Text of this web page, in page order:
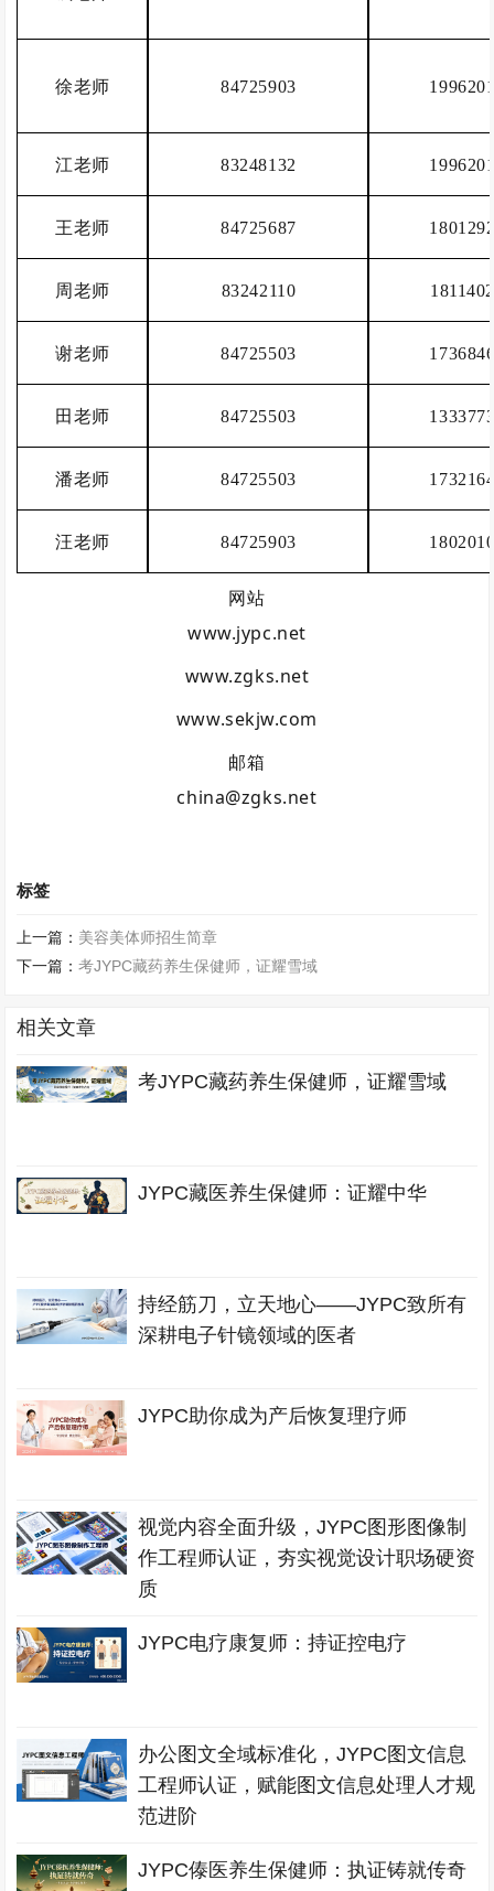
徐老师 84725903
江老师 83248132
王老师 84725687
周老师 83242110
谢老师 84725503
田老师 84725503
潘老师 84725503
汪老师 84725903
网站
www.jypc.net
www.zgks.net
www.sekjw.com
邮箱
china@zgks.net
标签
上一篇： 美容美体师招生简章
下一篇：考JYPC藏药养生保健师，证耀雪域
相关文章
考JYPC藏药养生保健师，证耀雪域
JYPC藏医养生保健师：证耀中华
持经筋刀，立天地心——JYPC致所有
深耕电子针镜领域的医者
JYPC助你成为产后恢复理疗师
视觉内容全面升级，JYPC图形图像制
作工程师认证，夯实视觉设计职场硬资
质
JYPC电疗康复师：持证控电疗
办公图文全域标准化，JYPC图文信息
工程师认证，赋能图文信息处理人才规
范进阶
JYPC傣医养生保健师：执证铸就传奇